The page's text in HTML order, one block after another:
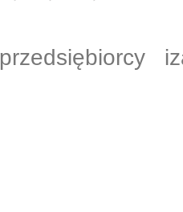
przedsiębiorcy